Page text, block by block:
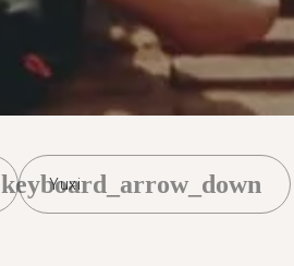
Yuxi
keyboard_arrow_down